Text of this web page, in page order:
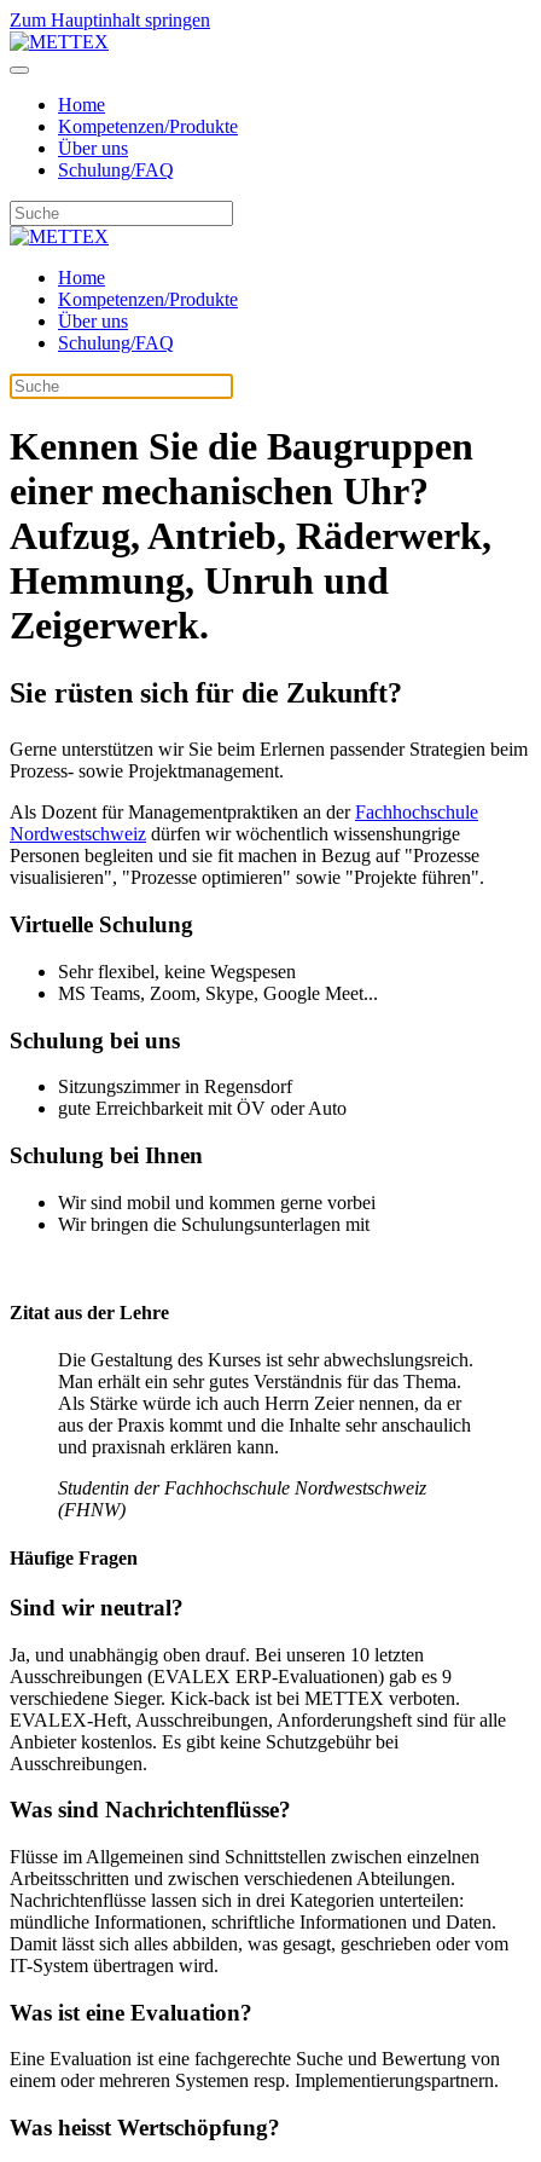
Zum Hauptinhalt springen
Home
Kompetenzen/Produkte
Über uns
Schulung/FAQ
Home
Kompetenzen/Produkte
Über uns
Schulung/FAQ
Kennen Sie die Baugruppen
einer mechanischen Uhr?
Aufzug, Antrieb, Räderwerk,
Hemmung, Unruh und
Zeigerwerk.
Sie rüsten sich für die Zukunft?
Gerne unterstützen wir Sie beim Erlernen passender Strategien beim
Prozess- sowie Projektmanagement.
Als Dozent für Managementpraktiken an derFachhochschule
Nordwestschweiz dürfen wir wöchentlich wissenshungrige
Personen begleiten und sie fit machen in Bezug auf "Prozesse
visualisieren", "Prozesse optimieren" sowie "Projekte führen".
Virtuelle Schulung
Sehr flexibel, keine Wegspesen
MS Teams, Zoom, Skype, Google Meet...
Schulung bei uns
Sitzungszimmer in Regensdorf
gute Erreichbarkeit mit ÖV oder Auto
Schulung bei Ihnen
Wir sind mobil und kommen gerne vorbei
Wir bringen die Schulungsunterlagen mit
Zitat aus der Lehre
Die Gestaltung des Kurses ist sehr abwechslungsreich.
Man erhält ein sehr gutes Verständnis für das Thema.
Als Stärke würde ich auch Herrn Zeier nennen, da er
aus der Praxis kommt und die Inhalte sehr anschaulich
und praxisnah erklären kann.
Studentin der Fachhochschule Nordwestschweiz
(FHNW)
Häufige Fragen
Sind wir neutral?
Ja, und unabhängig oben drauf. Bei unseren 10 letzten
Ausschreibungen (EVALEX ERP-Evaluationen) gab es 9
verschiedene Sieger. Kick-back ist bei METTEX verboten.
EVALEX-Heft, Ausschreibungen, Anforderungsheft sind für alle
Anbieter kostenlos. Es gibt keine Schutzgebühr bei
Ausschreibungen.
Was sind Nachrichtenflüsse?
Flüsse im Allgemeinen sind Schnittstellen zwischen einzelnen
Arbeitsschritten und zwischen verschiedenen Abteilungen.
Nachrichtenflüsse lassen sich in drei Kategorien unterteilen:
mündliche Informationen, schriftliche Informationen und Daten.
Damit lässt sich alles abbilden, was gesagt, geschrieben oder vom
IT-System übertragen wird.
Was ist eine Evaluation?
Eine Evaluation ist eine fachgerechte Suche und Bewertung von
einem oder mehreren Systemen resp. Implementierungspartnern.
Was heisst Wertschöpfung?